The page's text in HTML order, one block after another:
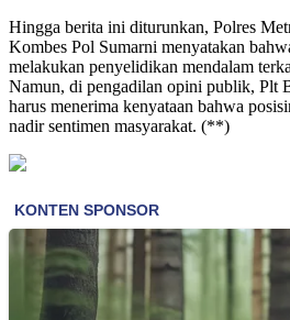
​Hingga berita ini diturunkan, Polres
Kombes Pol Sumarni menyatakan
melakukan penyelidikan mendalam
Namun, di pengadilan opini publik, Plt
harus menerima kenyataan bahwa
nadir sentimen masyarakat. (**)